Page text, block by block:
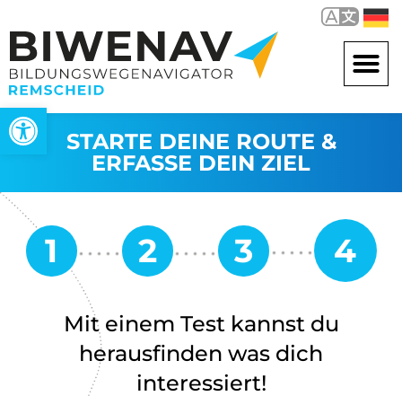
Werkzeugleiste öffnen
STARTE DEINE ROUTE &
ERFASSE DEIN ZIEL
Mit einem Test kannst du
herausfinden was dich
interessiert!